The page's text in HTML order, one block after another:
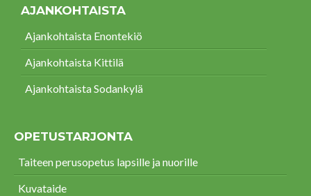
AJANKOHTAISTA
Ajankohtaista Enontekiö
Ajankohtaista Kittilä
Ajankohtaista Sodankylä
OPETUSTARJONTA
Taiteen perusopetus lapsille ja nuorille
Kuvataide